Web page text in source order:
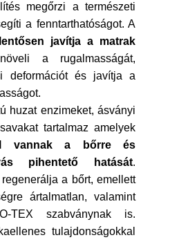
megőrzi a természeti
a fenntarthatóságot. A
javítja a matrak
a rugalmasságát,
deformációt és javítja a
huzat enzimeket, ásványi
tartalmaz amelyek
vannak a bőrre és
pihentető hatását.
a bőrt, emellett
ártalmatlan, valamint
TEX szabványnak is.
tulajdonságokkal